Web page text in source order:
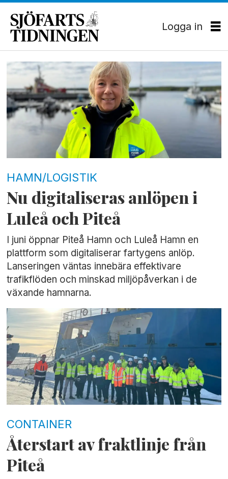
Logga in
Tag:
piteå
hamn
HAMN/LOGISTIK
Nu digitaliseras anlöpen i
Luleå och Piteå
I juni öppnar Piteå Hamn och Luleå Hamn en
plattform som digitaliserar fartygens anlöp.
Lanseringen väntas innebära effektivare
trafikflöden och minskad miljöpåverkan i de
växande hamnarna.
CONTAINER
Återstart av fraktlinje från
Piteå